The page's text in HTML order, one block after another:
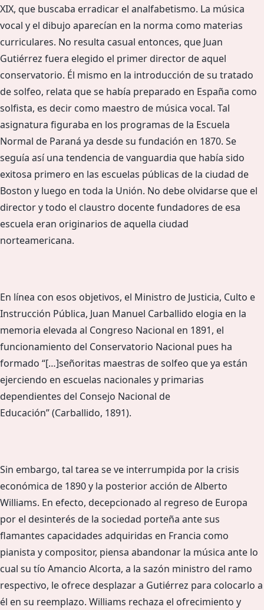
XIX, que buscaba erradicar el analfabetismo. La música
vocal y el dibujo aparecían en la norma como materias
curriculares. No resulta casual entonces, que Juan
Gutiérrez fuera elegido el primer director de aquel
conservatorio. Él mismo en la introducción de su tratado
de solfeo, relata que se había preparado en España como
solfista, es decir como maestro de música vocal. Tal
asignatura figuraba en los programas de la Escuela
Normal de Paraná ya desde su fundación en 1870. Se
seguía así una tendencia de vanguardia que había sido
exitosa primero en las escuelas públicas de la ciudad de
Boston y luego en toda la Unión. No debe olvidarse que el
director y todo el claustro docente fundadores de esa
escuela eran originarios de aquella ciudad
norteamericana.
En línea con esos objetivos, el Ministro de Justicia, Culto e
Instrucción Pública, Juan Manuel Carballido elogia en la
memoria elevada al Congreso Nacional en 1891, el
funcionamiento del Conservatorio Nacional pues ha
formado “[…]señoritas maestras de solfeo que ya están
ejerciendo en escuelas nacionales y primarias
dependientes del Consejo Nacional de
Educación” (Carballido, 1891).
Sin embargo, tal tarea se ve interrumpida por la crisis
económica de 1890 y la posterior acción de Alberto
Williams. En efecto, decepcionado al regreso de Europa
por el desinterés de la sociedad porteña ante sus
flamantes capacidades adquiridas en Francia como
pianista y compositor, piensa abandonar la música ante lo
cual su tío Amancio Alcorta, a la sazón ministro del ramo
respectivo, le ofrece desplazar a Gutiérrez para colocarlo a
él en su reemplazo. Williams rechaza el ofrecimiento y